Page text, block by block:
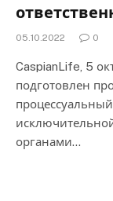
05.10.2022 0
CaspianLife, 5
подготовлен
органами…